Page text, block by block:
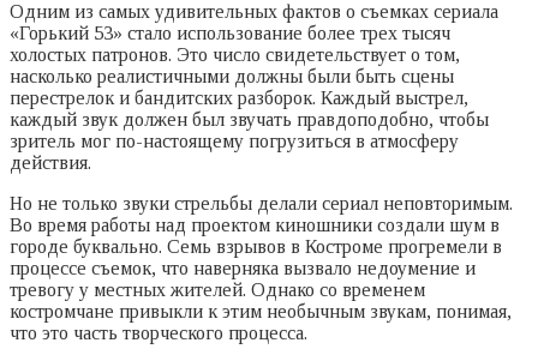
Одним из самых удивительных фактов о съемках сериала
«Горький 53» стало использование более трех тысяч
холостых патронов. Это число свидетельствует о том,
насколько реалистичными должны были быть сцены
перестрелок и бандитских разборок. Каждый выстрел,
каждый звук должен был звучать правдоподобно, чтобы
зритель мог по-настоящему погрузиться в атмосферу
действия.
Но не только звуки стрельбы делали сериал неповторимым.
Во время работы над проектом киношники создали шум в
городе буквально. Семь взрывов в Костроме прогремели в
процессе съемок, что наверняка вызвало недоумение и
тревогу у местных жителей. Однако со временем
костромчане привыкли к этим необычным звукам, понимая,
что это часть творческого процесса.